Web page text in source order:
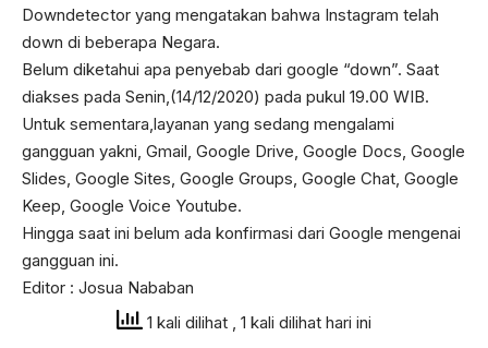
Downdetector yang mengatakan bahwa Instagram telah
down di beberapa Negara.
Belum diketahui apa penyebab dari google “down”. Saat
diakses pada Senin,(14/12/2020) pada pukul 19.00 WIB.
Untuk sementara,layanan yang sedang mengalami
gangguan yakni, Gmail, Google Drive, Google Docs, Google
Slides, Google Sites, Google Groups, Google Chat, Google
Keep, Google Voice Youtube.
Hingga saat ini belum ada konfirmasi dari Google mengenai
gangguan ini.
Editor : Josua Nababan
1 kali dilihat
, 1 kali dilihat hari ini